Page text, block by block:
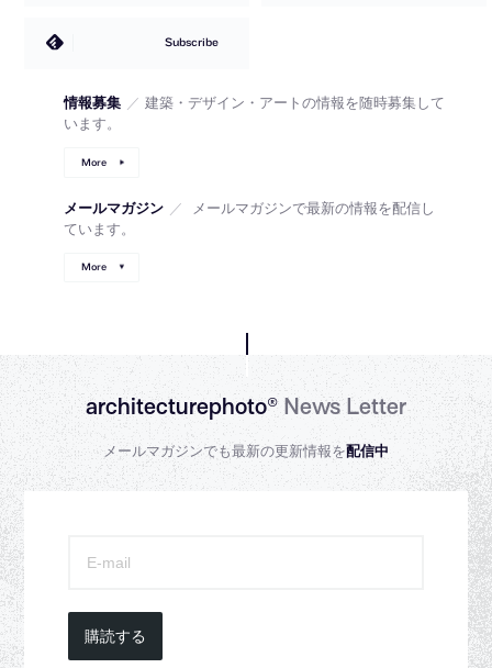
Subscribe
情報募集 ／ 建築・デザイン・アートの情報を随時募集して
います。
More
メールマガジン ／
メールマガジンで最新の情報を配信し
ています。
More
architecturephoto®News Letter
メールマガジンでも最新の更新情報を配信中
購読する